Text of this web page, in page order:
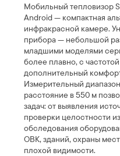
Мобильный тепловизор
Android — компактная
инфракрасной камере.
прибора — небольшой
младшими моделями
более плавно, с
дополнительный
Измерительный
расстояние в 550 м
задач: от выявления
проверки целостности
обследования
ОВК, зданий, охраны
плохой видимости.